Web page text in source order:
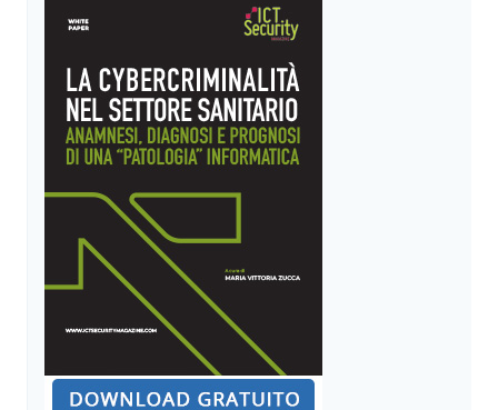
PERICOLOSITÀ
DELL’ADEGUAMENTO
APPARENTE